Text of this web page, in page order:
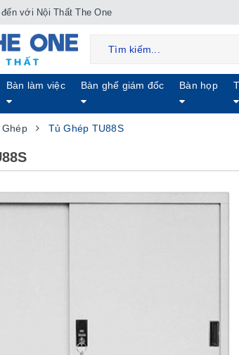
với Nội Thất The One
Bàn làm việc Bàn ghế giám đốc Bàn họp
Tủ Ghép TU88S